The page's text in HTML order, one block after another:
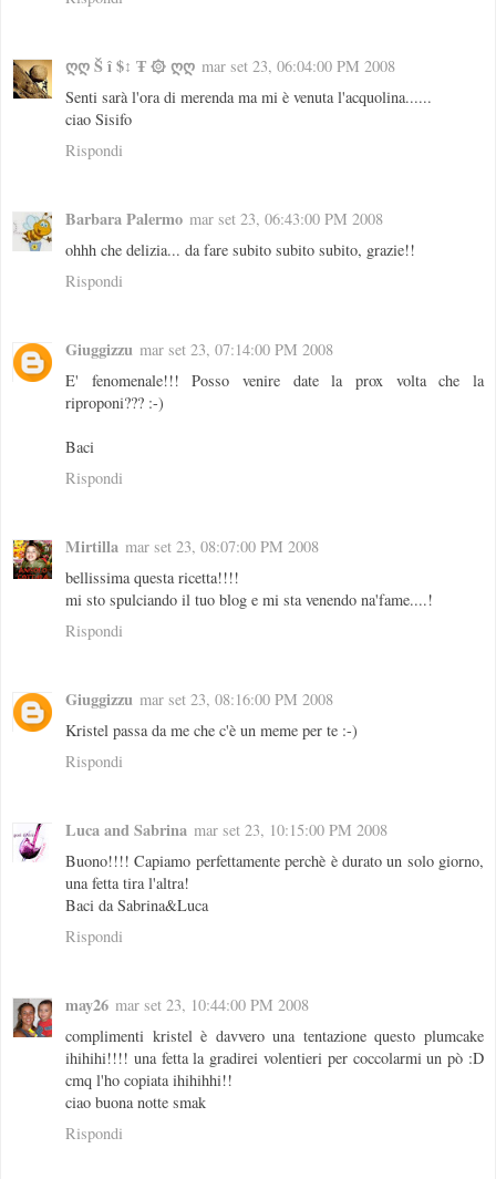
ღღ Š î $↕ Ŧ ۞ ღღ mar set 23, 06:04:00 PM 2008
Senti sarà l'ora di merenda ma mi è venuta l'acquolina......
ciao Sisifo
Rispondi
Barbara Palermo mar set 23, 06:43:00 PM 2008
ohhh che delizia... da fare subito subito subito, grazie!!
Rispondi
Giuggizzu mar set 23, 07:14:00 PM 2008
E' fenomenale!!! Posso venire date la prox volta che la
riproponi??? :-)
Baci
Rispondi
Mirtilla mar set 23, 08:07:00 PM 2008
bellissima questa ricetta!!!!
mi sto spulciando il tuo blog e mi sta venendo na'fame....!
Rispondi
Giuggizzu mar set 23, 08:16:00 PM 2008
Kristel passa da me che c'è un meme per te :-)
Rispondi
Luca and Sabrina mar set 23, 10:15:00 PM 2008
Buono!!!! Capiamo perfettamente perchè è durato un solo giorno,
una fetta tira l'altra!
Baci da Sabrina&Luca
Rispondi
may26 mar set 23, 10:44:00 PM 2008
complimenti kristel è davvero una tentazione questo plumcake
ihihihi!!!! una fetta la gradirei volentieri per coccolarmi un pò :D
cmq l'ho copiata ihihihhi!!
ciao buona notte smak
Rispondi